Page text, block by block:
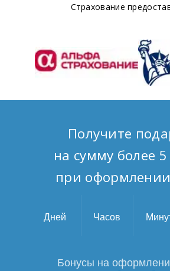
Страхование
Получите
на сумму более
при
Дней Часов
Бонусы на